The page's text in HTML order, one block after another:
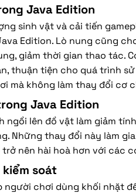
Java Edition
sinh vật và cải tiến
Edition. Lò nung cũng
giảm thời gian thao tác.
thuận tiện cho quá trình
mà không làm thay đổi cơ
Java Edition
lên đồ vật làm giảm
Những thay đổi này làm
nên hài hoà hơn với các
soát
người chơi dùng khối nhặt